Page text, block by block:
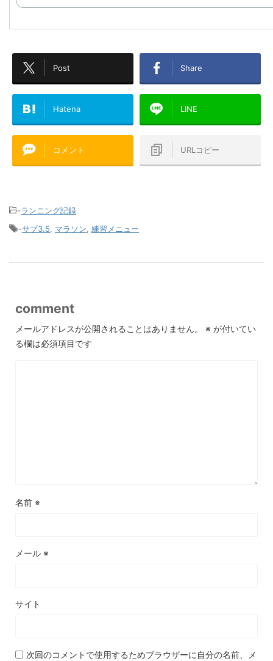
Post Share
Hatena LINE
コメント URLコピー
-ランニング記録
-サブ3.5 マラソン 練習メニュー
comment
メールアドレスが公開されることはありません。 ※ が付いてい
る欄は必須項目です
名前 ※
メール ※
サイト
次回のコメントで使用するためブラウザーに自分の名前、メ